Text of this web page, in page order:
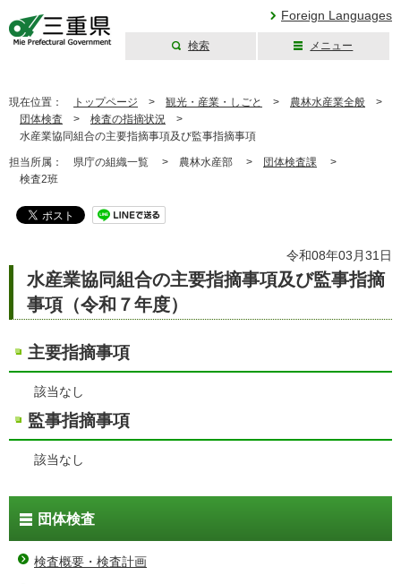
Foreign Languages
検索 メニュー
現在位置： トップページ > 観光・産業・しごと > 農林水産業全般 >
団体検査 > 検査の指摘状況 >
水産業協同組合の主要指摘事項及び監事指摘事項
担当所属： 県庁の組織一覧 > 農林水産部 > 団体検査課 >
検査2班
令和08年03月31日
水産業協同組合の主要指摘事項及び監事指摘
事項（令和７年度）
主要指摘事項
該当なし
監事指摘事項
該当なし
団体検査
検査概要・検査計画